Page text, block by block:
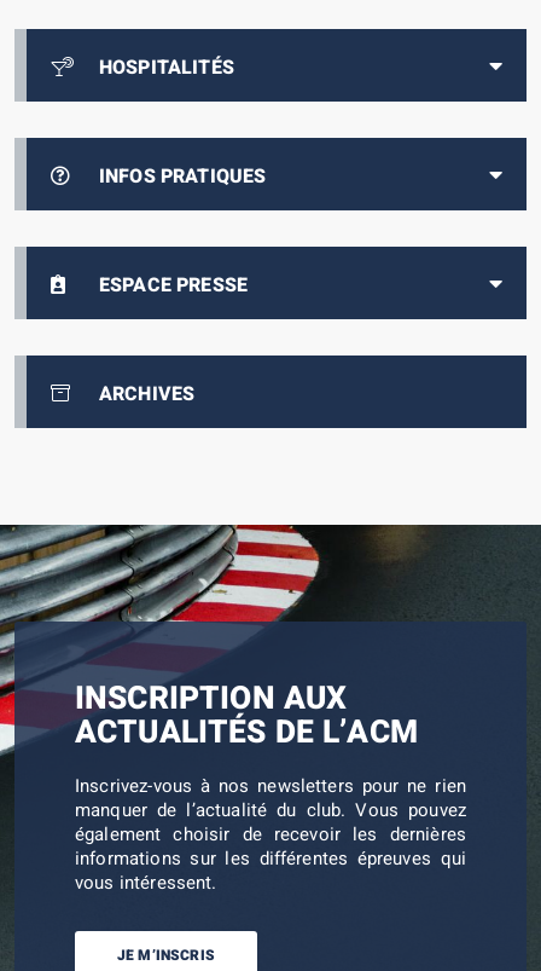
HOSPITALITÉS
INFOS PRATIQUES
ESPACE PRESSE
ARCHIVES
INSCRIPTION AUX
ACTUALITÉS DE L’ACM
Inscrivez-vous à nos newsletters pour ne rien
manquer de l’actualité du club. Vous pouvez
également choisir de recevoir les dernières
informations sur les différentes épreuves qui
vous intéressent.
JE M’INSCRIS